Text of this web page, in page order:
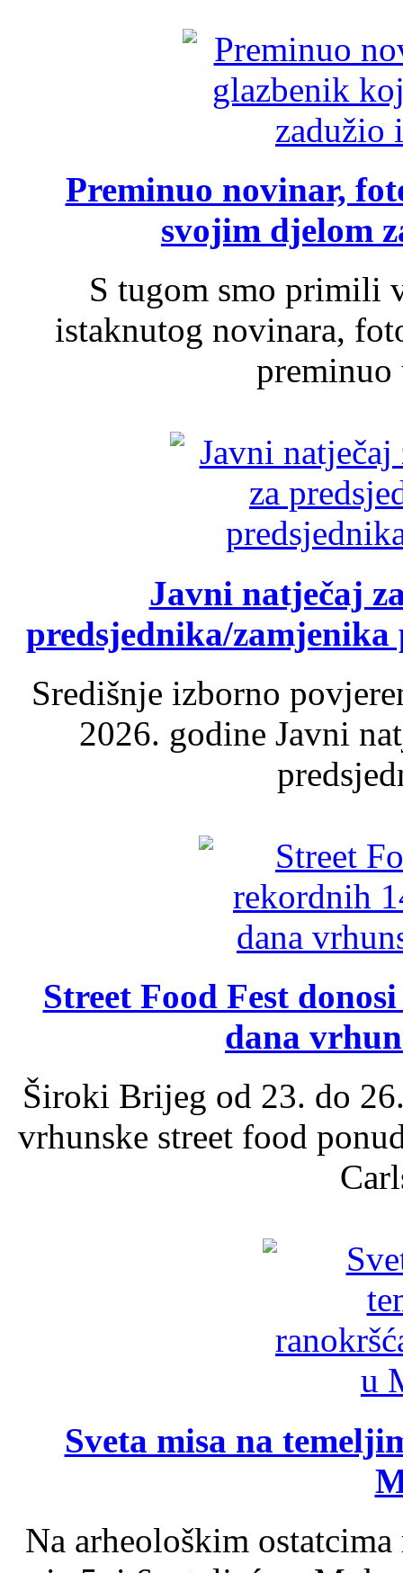
Preminuo novinar,
svojim djelom
S tugom smo primili
istaknutog novinara,
Javni natječaj
predsjednika/
Središnje izborno
2026. godine Javni
Street Food Fest
dana
Široki Brijeg od 23. do
vrhunske street food
Sveta misa na
Na arheološkim